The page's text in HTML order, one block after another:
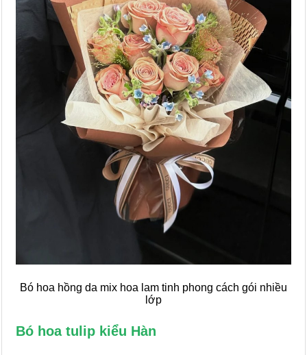
Bó hoa hồng da mix hoa lam tinh phong cách gói nhiều
lớp
Bó hoa tulip kiểu Hàn